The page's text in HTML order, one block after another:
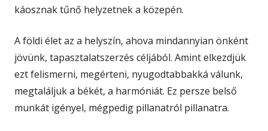
káosznak tűnő helyzetnek a közepén.
A földi élet az a helyszín, ahova mindannyian önként
jövünk, tapasztalatszerzés céljából. Amint elkezdjük
ezt felismerni, megérteni, nyugodtabbakká válunk,
megtaláljuk a békét, a harmóniát. Ez persze belső
munkát igényel, mégpedig pillanatról pillanatra.